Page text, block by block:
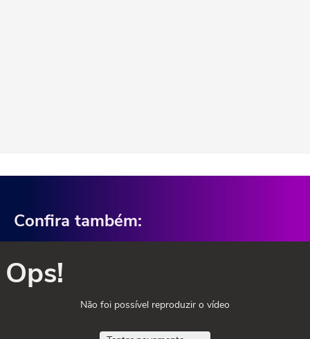
Confira também:
Ops!
Não foi possível reproduzir o vídeo